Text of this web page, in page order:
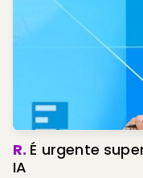
R. É urgente
IA